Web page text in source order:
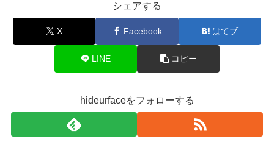
シェアする
X Facebook はてブ
LINE コピー
hideurfaceをフォローする